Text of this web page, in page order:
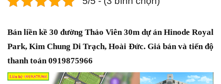
Bán liền kề 30 đường Thảo Viên 30m dự án Hinode Royal
Park, Kim Chung Di Trạch, Hoài Đức. Giá bán và tiến độ
thanh toán 0919875966